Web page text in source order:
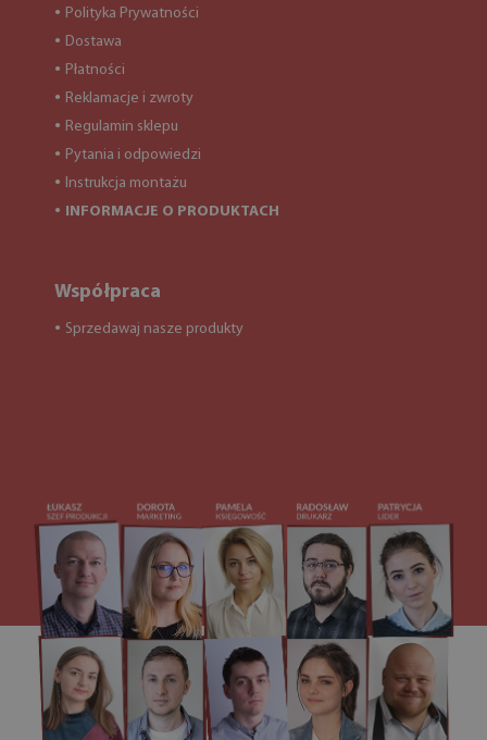
● Polityka Prywatności
● Dostawa
● Płatności
● Reklamacje i zwroty
● Regulamin sklepu
● Pytania i odpowiedzi
● Instrukcja montażu
● INFORMACJE O PRODUKTACH
Współpraca
● Sprzedawaj nasze produkty